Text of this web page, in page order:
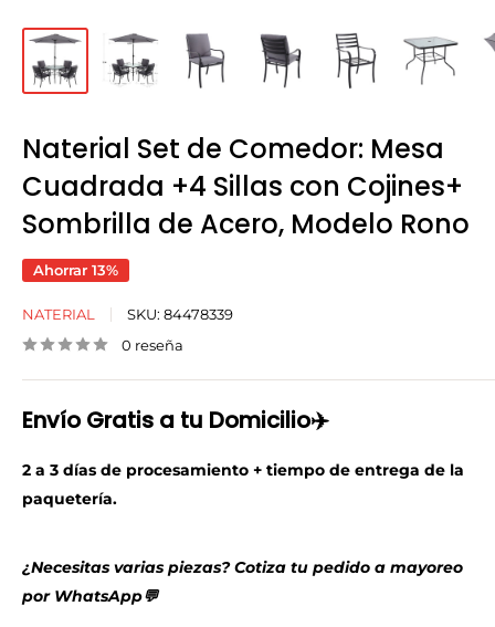
Naterial Set de Comedor: Mesa
Cuadrada +4 Sillas con Cojines+
Sombrilla de Acero, Modelo Rono
Ahorrar 13%
NATERIAL SKU: 84478339
0 reseña
Envío Gratis a tu Domicilio✈️
2 a 3 días de procesamiento + tiempo de entrega de la
paquetería.
¿Necesitas varias piezas? Cotiza tu pedido a mayoreo
por WhatsApp💬